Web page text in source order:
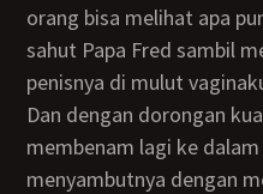
orang bisa melihat apa
sahut Papa Fred sambil
penisnya di mulut
Dan dengan dorongan kuat penis gagah itu mulai
membenam lagi ke
menyambutnya dengan